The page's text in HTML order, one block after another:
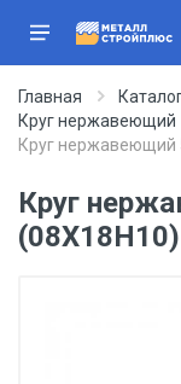
Главная
Круг нержавеющий
Круг нержавеющий
Круг